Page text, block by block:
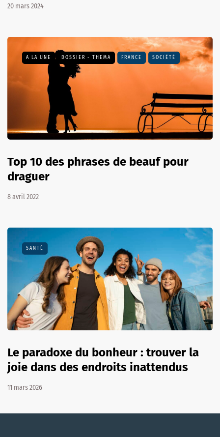
20 mars 2024
A LA UNE DOSSIER - THEMA FRANCE SOCIÉTÉ
Top 10 des phrases de beauf pour
draguer
8 avril 2022
SANTÉ
Le paradoxe du bonheur : trouver la
joie dans des endroits inattendus
11 mars 2026